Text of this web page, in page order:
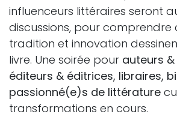
influenceurs littéraires seront
discussions, pour comprendre
tradition et innovation
livre. Une soirée pour auteurs
éditeurs & éditrices, libraires,
passionné(e)s de littérature
transformations en cours.